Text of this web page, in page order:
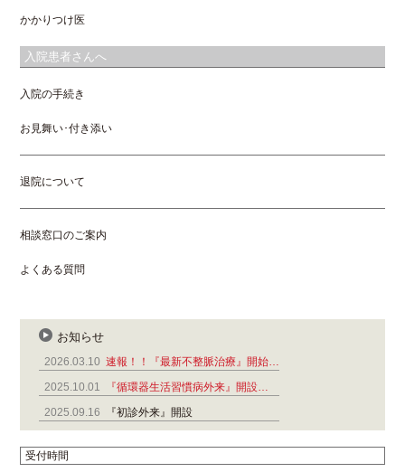
かかりつけ医
入院患者さんへ
入院の手続き
お見舞い･付き添い
退院について
相談窓口のご案内
よくある質問
お知らせ
2026.03.10 速報！！『最新不整脈治療』開始…
2025.10.01
『循環器生活習慣病外来』開設…
2025.09.16
『初診外来』開設
受付時間